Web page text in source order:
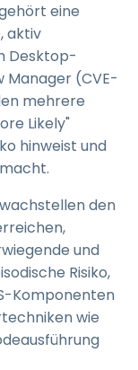
eine
aktiv
Desktop-
Manager (CVE-
mehrere
Likely"
hinweist und
den
und
Risiko,
Komponenten
wie